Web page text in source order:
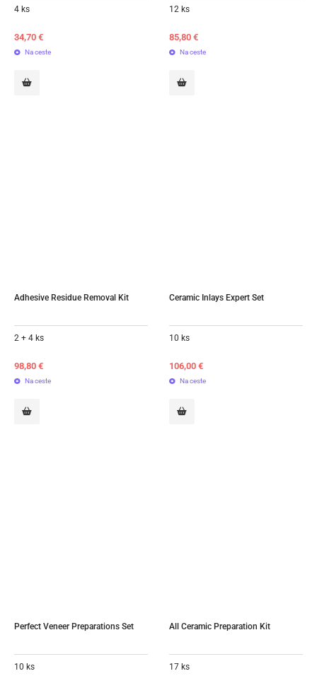
4 ks
34,70 €
Na ceste
12 ks
85,80 €
Na ceste
Adhesive Residue Removal Kit
2 + 4 ks
98,80 €
Na ceste
Ceramic Inlays Expert Set
10 ks
106,00 €
Na ceste
Perfect Veneer Preparations Set
10 ks
All Ceramic Preparation Kit
17 ks